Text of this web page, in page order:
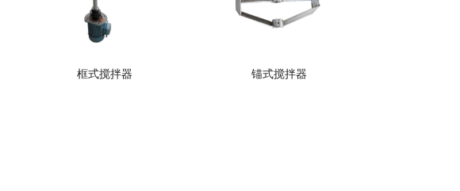
框式搅拌器 锚式搅拌器